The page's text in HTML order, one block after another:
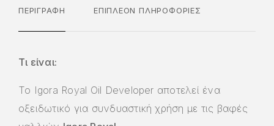
ΠΕΡΙΓΡΑΦΉ ΕΠΙΠΛΈΟΝ ΠΛΗΡΟΦΟΡΊΕΣ
Τι είναι:
Το Igora Royal Oil Developer αποτελεί ένα
οξειδωτικό για συνδυαστική χρήση με τις βαφές